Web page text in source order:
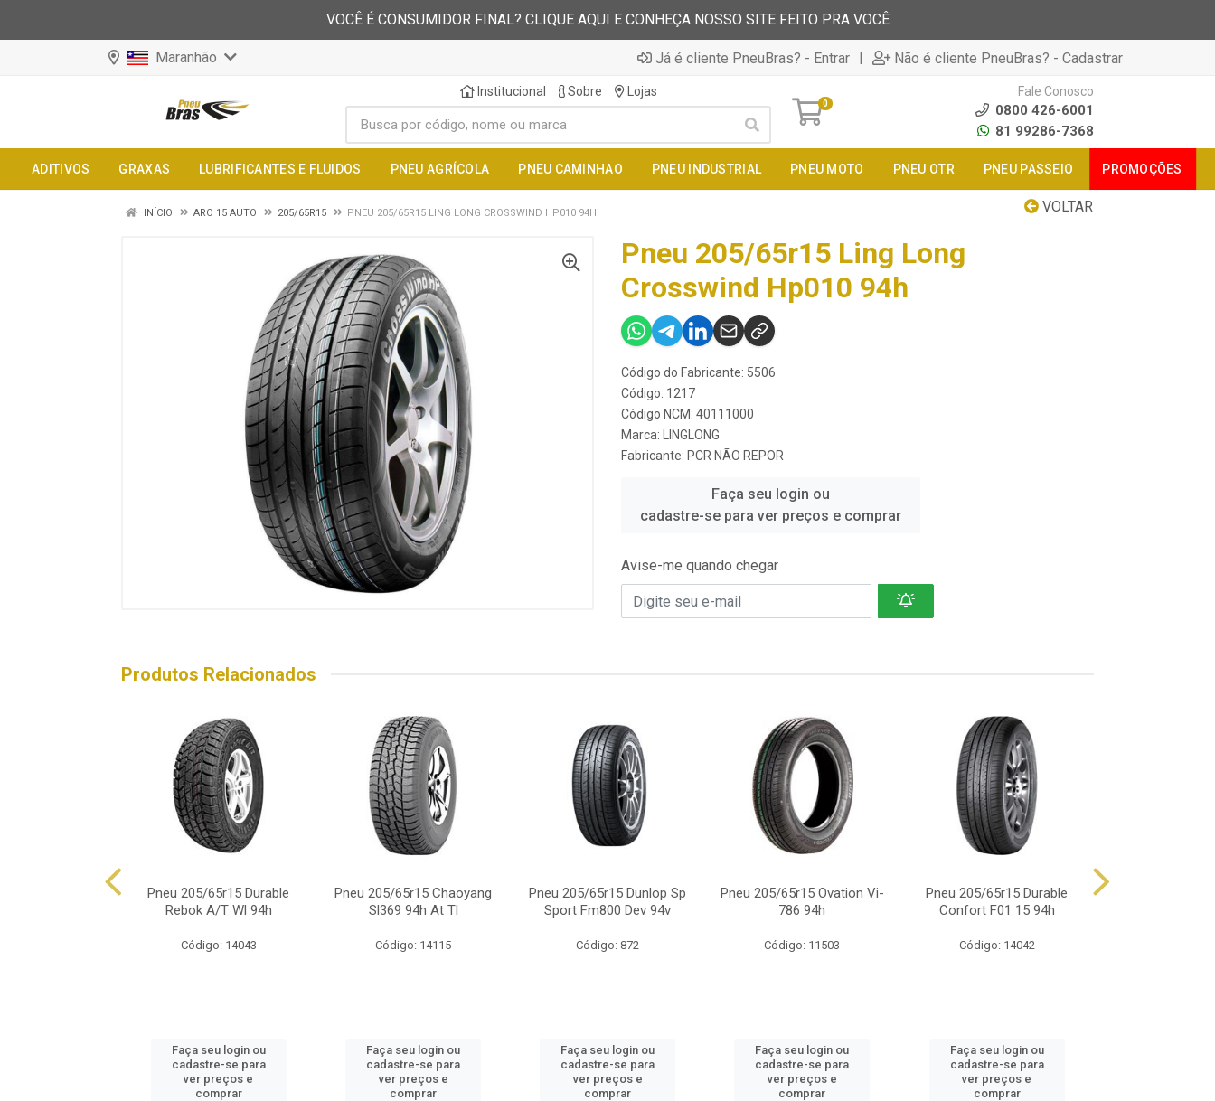
VOCÊ É CONSUMIDOR FINAL? CLIQUE AQUI E CONHEÇA NOSSO SITE FEITO PRA VOCÊ
Maranhão Já é cliente PneuBras? - Entrar | Não é cliente PneuBras? - Cadastrar
Institucional Sobre Lojas
0
Fale Conosco
0800 426-6001
81 99286-7368
ADITIVOS GRAXAS LUBRIFICANTES E FLUIDOS PNEU AGRÍCOLA PNEU CAMINHAO PNEU INDUSTRIAL PNEU MOTO PNEU OTR PNEU PASSEIO PROMOÇÕES
VOLTAR
INÍCIO ARO 15 AUTO 205/65R15 PNEU 205/65R15 LING LONG CROSSWIND HP010 94H
Pneu 205/65r15 Ling Long
Crosswind Hp010 94h
Código do Fabricante: 5506
Código: 1217
Código NCM: 40111000
Marca:
LINGLONG
Fabricante: PCR NÃO REPOR
Faça seu login ou
cadastre-se para ver preços e comprar
Avise-me quando chegar
Produtos Relacionados
Pneu 205/65r15 Durable
Rebok A/T Wl 94h
Código: 14043
Faça seu login ou
cadastre-se para
ver preços e
comprar
Pneu 205/65r15 Chaoyang
Sl369 94h At Tl
Código: 14115
Faça seu login ou
cadastre-se para
ver preços e
comprar
Pneu 205/65r15 Dunlop Sp
Sport Fm800 Dev 94v
Código: 872
Faça seu login ou
cadastre-se para
ver preços e
comprar
Pneu 205/65r15 Ovation Vi-
786 94h
Código: 11503
Faça seu login ou
cadastre-se para
ver preços e
comprar
Pneu 205/65r15 Durable
Confort F01 15 94h
Código: 14042
Faça seu login ou
cadastre-se para
ver preços e
comprar